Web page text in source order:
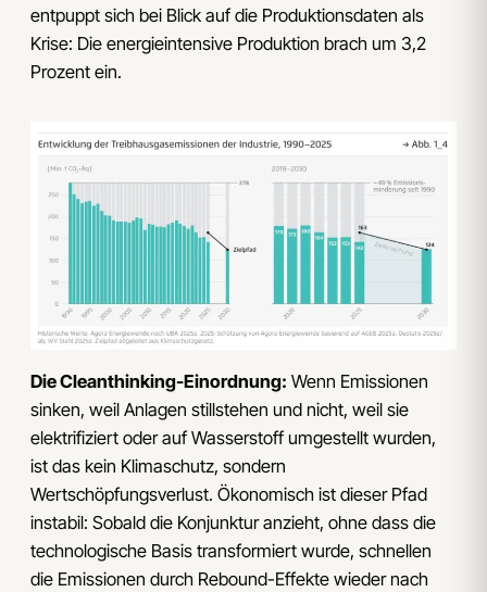
entpuppt sich bei Blick auf die Produktionsdaten als
Krise: Die energieintensive Produktion brach um 3,2
Prozent ein.
Die Cleanthinking-Einordnung: Wenn Emissionen
sinken, weil Anlagen stillstehen und nicht, weil sie
elektrifiziert oder auf Wasserstoff umgestellt wurden,
ist das kein Klimaschutz, sondern
Wertschöpfungsverlust. Ökonomisch ist dieser Pfad
instabil: Sobald die Konjunktur anzieht, ohne dass die
technologische Basis transformiert wurde, schnellen
die Emissionen durch Rebound-Effekte wieder nach